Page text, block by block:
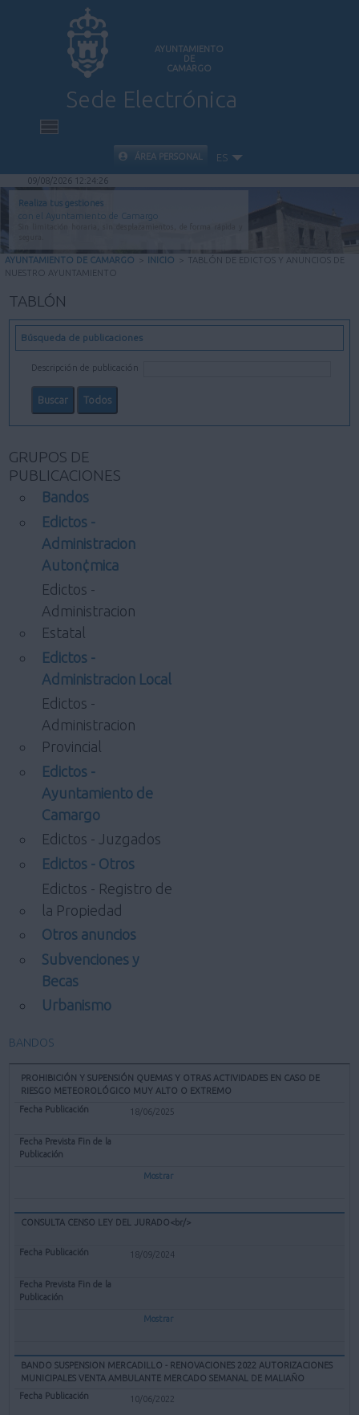
AYUNTAMIENTO
DE
CAMARGO
Sede Electrónica
INICIO
INFORMACIÓN PÚBLICA
CARPETA CIUDADANA
VALIDACIÓN DE DOCUMENTOS
AYUDA
ÁREA PERSONAL ES
09/08/2026 12:24:27
Realiza tus gestiones
con el Ayuntamiento de Camargo
AYUNTAMIENTO DE CAMARGO > INICIO > TABLÓN DE EDICTOS Y ANUNCIOS DE
NUESTRO AYUNTAMIENTO
TABLÓN
Búsqueda de publicaciones
Descripción de publicación
GRUPOS DE
PUBLICACIONES
Bandos
Edictos -
Administracion
Auton¢mica
Edictos -
Administracion
Estatal
Edictos -
Administracion Local
Edictos -
Administracion
Provincial
Edictos -
Ayuntamiento de
Camargo
Edictos - Juzgados
Edictos - Otros
Edictos - Registro de
la Propiedad
Otros anuncios
Subvenciones y
Becas
Urbanismo
BANDOS
PROHIBICIÓN Y SUPENSIÓN QUEMAS Y OTRAS ACTIVIDADES EN CASO DE
RIESGO METEOROLÓGICO MUY ALTO O EXTREMO
18/06/2025
Mostrar
CONSULTA CENSO LEY DEL JURADO<br/>
18/09/2024
Mostrar
BANDO SUSPENSION MERCADILLO - RENOVACIONES 2022 AUTORIZACIONES
MUNICIPALES VENTA AMBULANTE MERCADO SEMANAL DE MALIAÑO
10/06/2022